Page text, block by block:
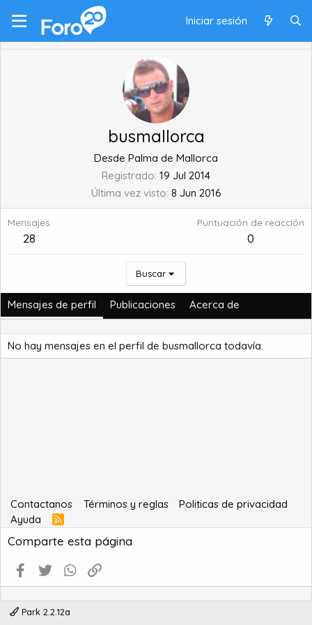
Iniciar sesión
busmallorca
Desde Palma de Mallorca
Registrado 19 Jul 2014
Última vez visto 8 Jun 2016
Mensajes
28
Puntuación de reacción
0
Buscar
Mensajes de perfil Publicaciones Acerca de
No hay mensajes en el perfil de busmallorca todavía.
Contactanos Términos y reglas
Politicas de privacidad
Ayuda
R
S
S
Comparte esta página
Facebook
Twitter WhatsApp
Park 2.2.12a